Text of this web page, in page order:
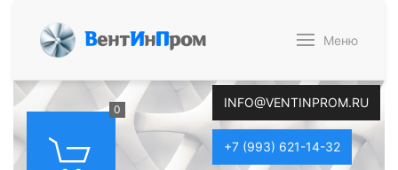
ВентИнПром Меню
0 INFO@VENTINPROM.RU
+7 (993) 621-14-32